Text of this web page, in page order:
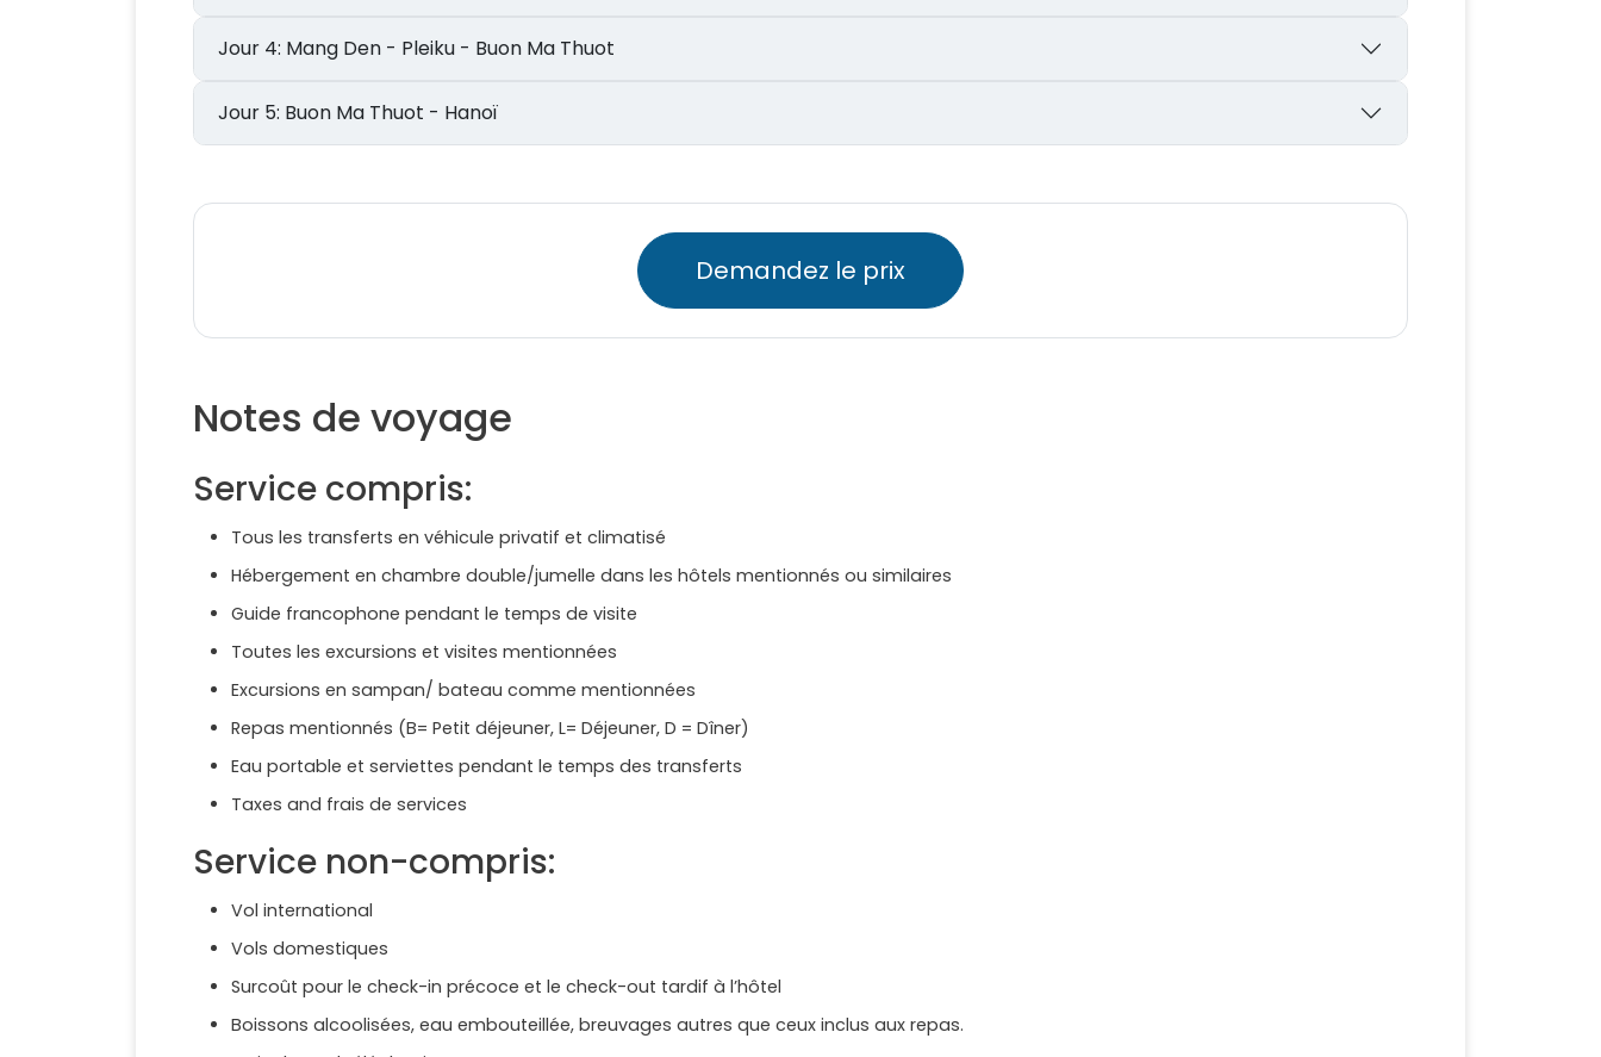
Jour 4: Mang Den - Pleiku - Buon Ma Thuot
Jour 5: Buon Ma Thuot - Hanoï
Demandez le prix
Notes de voyage
Service compris:
Tous les transferts en véhicule privatif et climatisé
Hébergement en chambre double/jumelle dans les hôtels mentionnés ou similaires
Guide francophone pendant le temps de visite
Toutes les excursions et visites mentionnées
Excursions en sampan/ bateau comme mentionnées
Repas mentionnés (B= Petit déjeuner, L= Déjeuner, D = Dîner)
Eau portable et serviettes pendant le temps des transferts
Taxes and frais de services
Service non-compris:
Vol international
Vols domestiques
Surcoût pour le check-in précoce et le check-out tardif à l’hôtel
Boissons alcoolisées, eau embouteillée, breuvages autres que ceux inclus aux repas.